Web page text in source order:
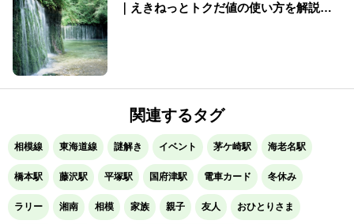
｜えきねっとトクだ値の使い方を解説
関連するタグ
相模線 東海道線 謎解き イベント 茅ケ崎駅 海老名駅
橋本駅 藤沢駅 平塚駅 国府津駅 電車カード 冬休み
ラリー 湘南 相模 家族 親子 友人 おひとりさま